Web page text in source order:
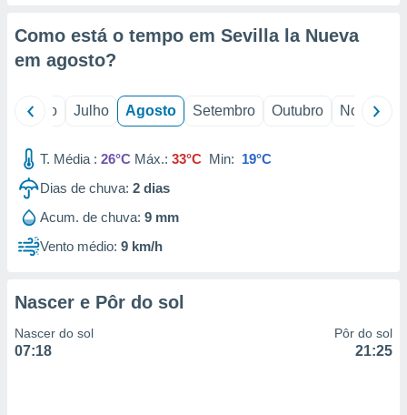
1199
Como está o tempo em Sevilla la Nueva
em agosto?
Junho Julho Agosto Setembro Outubro Novembro
T. Média : 26°C Máx.: 33°C Min: 19°C
Dias de chuva: 2 dias
Acum. de chuva: 9 mm
Vento médio: 9 km/h
Nascer e Pôr do sol
Nascer do sol
07:18
Pôr do sol
21:25